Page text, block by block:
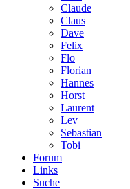
Claude
Claus
Dave
Felix
Flo
Florian
Hannes
Horst
Laurent
Lev
Sebastian
Tobi
Forum
Links
Suche